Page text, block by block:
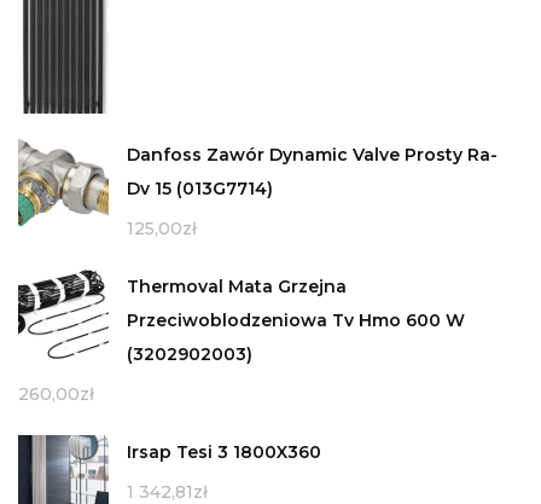
Danfoss Zawór Dynamic Valve Prosty Ra-
Dv 15 (013G7714)
125,00zł
Thermoval Mata Grzejna
Przeciwoblodzeniowa Tv Hmo 600 W
(3202902003)
260,00zł
Irsap Tesi 3 1800X360
1 342,81zł